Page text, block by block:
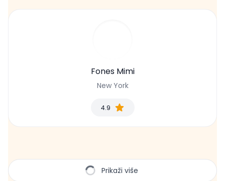
Fones Mimi
New York
4.9
Prikaži više